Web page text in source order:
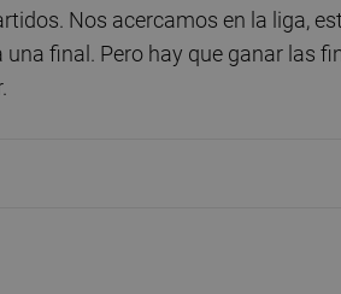
Nos acercamos en la liga,
final. Pero hay que ganar las